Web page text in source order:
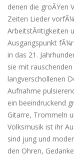
denen die groÃŸen
Zeiten Lieder
ArbeitstÃ¤tigkeiten
Ausgangspunkt
in das 21.
sie mit
langverschollenen
Aufnahme
ein beeindruckend
Gitarre, Trommeln
Volksmusik ist ihr
sind jung und
den Ohren,